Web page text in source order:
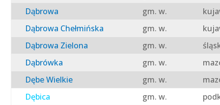
Dąbrowa
gm. w.
Dąbrowa Chełmińska
gm. w.
Dąbrowa Zielona
gm. w.
Dąbrówka
gm. w.
Dębe Wielkie
gm. w.
Dębica
gm. w.